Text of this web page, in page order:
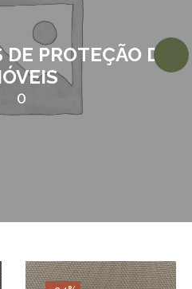
PROTEÇÃO DE
0